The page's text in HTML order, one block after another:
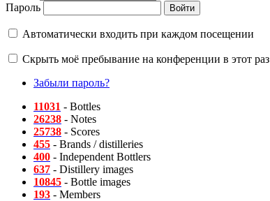
Пароль
Автоматически входить при каждом посещении
Скрыть моё пребывание на конференции в этот раз
Забыли пароль?
11031 - Bottles
26238 - Notes
25738 - Scores
455 - Brands / distilleries
400 - Independent Bottlers
637 - Distillery images
10845 - Bottle images
193 - Members